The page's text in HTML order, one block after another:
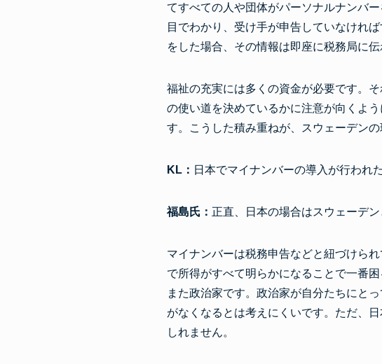
てすべての人や団体がパーソナルナンバ
目でわかり、受け手が申告していなけれ
をした場合、その情報は即座に税務局に
福祉の充実には多くの資金が必要です。
の使い道を決めているかに注意が向くよ
す。こうした積み重ねが、スウェーデン
KL： 日本でマイナンバーの導入が行われ
福島氏： 正直、日本の場合はスウェーデ
マイナンバーは税務申告などと紐づけら
で所得がすべて明らかになることで一番
また政治家です。政治家が自分たちにと
がなくなるとは考えにくいです。ただ、
しれません。